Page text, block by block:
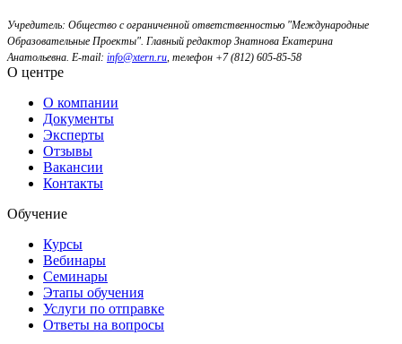
Учредитель: Общество с ограниченной ответственностью "Международные
Образовательные Проекты". Главный редактор Знатнова Екатерина
Анатольевна. E-mail: info@xtern.ru, телефон +7 (812) 605-85-58
О центре
О компании
Документы
Эксперты
Отзывы
Вакансии
Контакты
Обучение
Курсы
Вебинары
Семинары
Этапы обучения
Услуги по отправке
Ответы на вопросы